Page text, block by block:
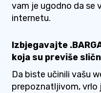
vam je ugodno da se
internetu.
Izbjegavajte
koja su previše
Da biste učinili vašu
prepoznatljivom, vrlo